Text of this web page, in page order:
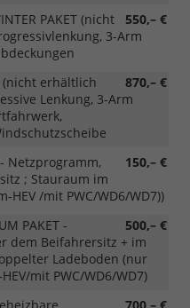
550,– €
PAKET (nicht
3-Arm
870,– €
(nicht erhältlich
Lenkung, 3-Arm
150,– €
- Netzprogramm,
; Stauraum im
/mit PWC/WD6/WD7))
500,– €
PAKET -
dem Beifahrersitz + im
Ladeboden (nur
mit PWC/WD6/WD7)